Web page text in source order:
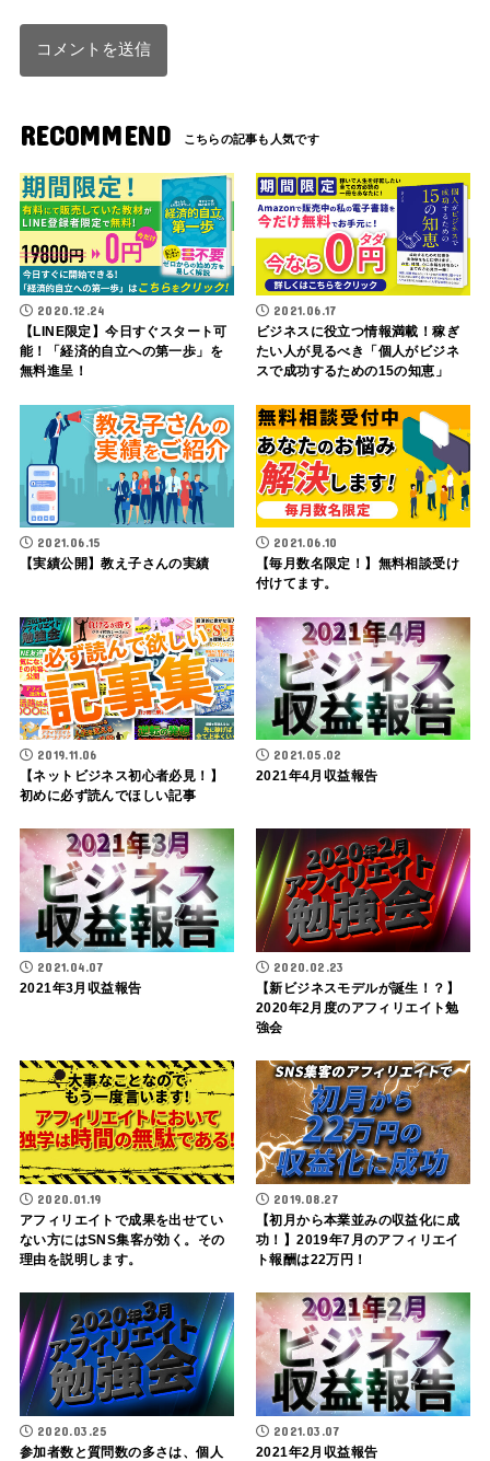
RECOMMEND
2020.12.24
【LINE限定】今日すぐスタート可
能！「経済的自立への第一歩」を
無料進呈！
2021.06.17
ビジネスに役立つ情報満載！稼ぎ
たい人が見るべき「個人がビジネ
スで成功するための15の知恵」
2021.06.15
【実績公開】教え子さんの実績
2021.06.10
【毎月数名限定！】無料相談受け
付けてます。
2019.11.06
【ネットビジネス初心者必見！】
初めに必ず読んでほしい記事
2021.05.02
2021年4月収益報告
2021.04.07
2021年3月収益報告
2020.02.23
【新ビジネスモデルが誕生！？】
2020年2月度のアフィリエイト勉
強会
2020.01.19
アフィリエイトで成果を出せてい
ない方にはSNS集客が効く。その
理由を説明します。
2019.08.27
【初月から本業並みの収益化に成
功！】2019年7月のアフィリエイ
ト報酬は22万円！
2020.03.25
参加者数と質問数の多さは、個人
2021.03.07
2021年2月収益報告